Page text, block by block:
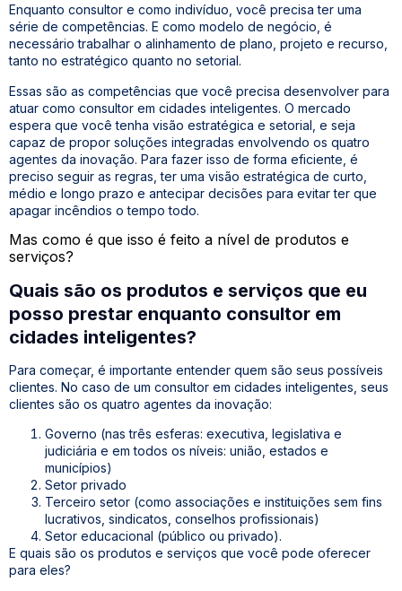
Enquanto consultor e como indivíduo, você precisa ter uma
série de competências. E como modelo de negócio, é
necessário trabalhar o alinhamento de plano, projeto e recurso,
tanto no estratégico quanto no setorial.
Essas são as competências que você precisa desenvolver para
atuar como consultor em cidades inteligentes. O mercado
espera que você tenha visão estratégica e setorial, e seja
capaz de propor soluções integradas envolvendo os quatro
agentes da inovação. Para fazer isso de forma eficiente, é
preciso seguir as regras, ter uma visão estratégica de curto,
médio e longo prazo e antecipar decisões para evitar ter que
apagar incêndios o tempo todo.
Mas como é que isso é feito a nível de produtos e
serviços?
Quais são os produtos e serviços que eu
posso prestar enquanto consultor em
cidades inteligentes?
Para começar, é importante entender quem são seus possíveis
clientes. No caso de um consultor em cidades inteligentes, seus
clientes são os quatro agentes da inovação:
Governo (nas três esferas: executiva, legislativa e
judiciária e em todos os níveis: união, estados e
municípios)
Setor privado
Terceiro setor (como associações e instituições sem fins
lucrativos, sindicatos, conselhos profissionais)
Setor educacional (público ou privado).
E quais são os produtos e serviços que você pode oferecer
para eles?